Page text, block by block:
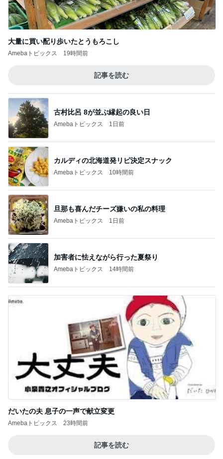
大量に買い配り歩いたとうもろこし
Amebaトピックス 19時間前
記事を読む
古村比呂 8が並ぶ縁起の良い日
Amebaトピックス 1日前
カルディの北海道発リピ決定スナック
Amebaトピックス 10時間前
旦那も喜んだチーズ嫌いの私の料理
Amebaトピックス 1日前
加害者に怯えながら行った夏祭り
Amebaトピックス 14時間前
だいたの夫 息子の一声で献立変更
Amebaトピックス 23時間前
記事を読む